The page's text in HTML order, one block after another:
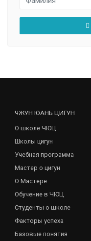
ЧЖУН ЮАНЬ ЦИГУН
О школе ЧЮЦ
Школы цигун
Учебная программа
Мастер о цигун
О Мастере
Обучение в ЧЮЦ
Студенты о школе
Факторы успеха
Базовые понятия